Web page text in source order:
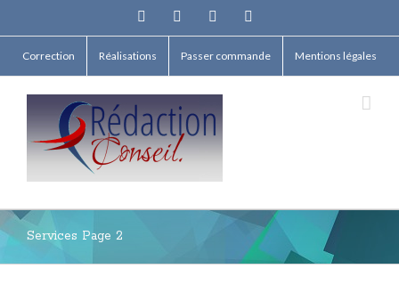
FacebookTwitter Linkedin
Correction Réalisations Passer commande Mentions légales
Services Page 2